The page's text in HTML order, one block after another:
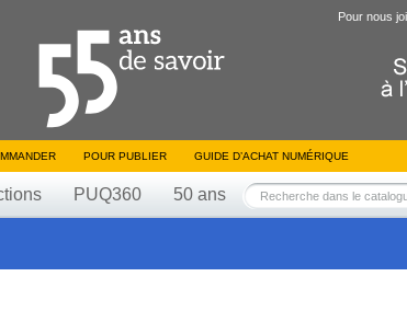
Pour nous
POUR PUBLIER GUIDE D’ACHAT NUMÉRIQUE
PUQ360 50 ans